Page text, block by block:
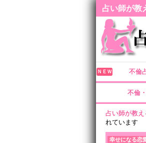
占い師が教
ＮＥＷ 不倫
不倫
占い師が教
れています
幸せになる恋